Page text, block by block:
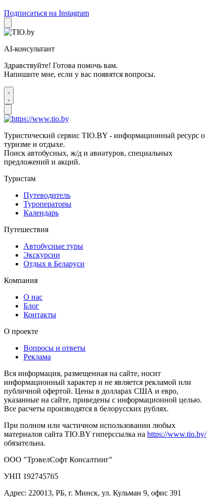
Подписаться на Instagram
AI-консультант
Здравствуйте! Готова помочь вам.
Напишите мне, если у вас появятся вопросы.
Туристический сервис TIO.BY - информационный ресурс о
туризме и отдыхе.
Поиск автобусных, ж/д и авиатуров, специальных
предложений и акций.
Туристам
Путеводитель
Туроператоры
Календарь
Путешествия
Автобусные туры
Экскурсии
Отдых в Беларуси
Компания
О нас
Блог
Контакты
О проекте
Вопросы и ответы
Реклама
Вся информация, размещенная на сайте, носит
информационный характер и не является рекламой или
публичной офертой. Цены в долларах США и евро,
указанные на сайте, приведены с информационной целью.
Все расчеты производятся в белорусских рублях.
При полном или частичном использовании любых
материалов сайта TIO.BY гиперссылка на https://www.tio.by/
обязательна.
ООО "ТрэвелСофт Консалтинг"
УНП 192745765
Адрес: 220013, РБ, г. Минск, ул. Кульман 9, офис 391